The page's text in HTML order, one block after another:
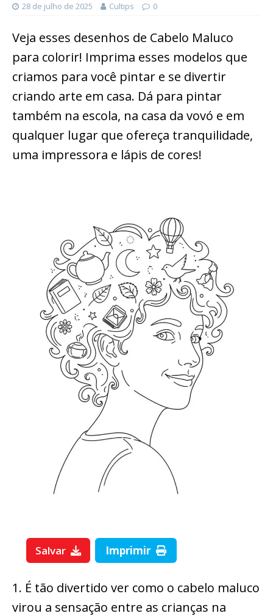
28 de julho de 2025 Cultips 0
Veja esses desenhos de Cabelo Maluco
para colorir! Imprima esses modelos que
criamos para você pintar e se divertir
criando arte em casa. Dá para pintar
também na escola, na casa da vovó e em
qualquer lugar que ofereça tranquilidade,
uma impressora e lápis de cores!
Salvar Imprimir
1. É tão divertido ver como o cabelo maluco
virou a sensação entre as crianças na